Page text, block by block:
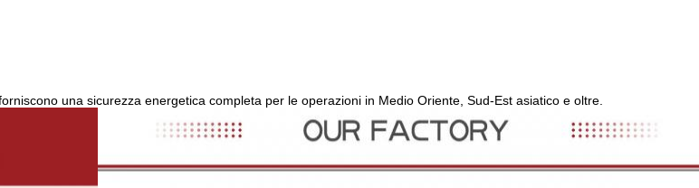
una sicurezza energetica completa per le operazioni in Medio Oriente, Sud-Est asiatico e oltre.